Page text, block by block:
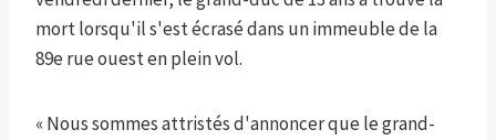
mort lorsqu'il s'est écrasé dans un immeuble de la
89e rue ouest en plein vol.
« Nous sommes attristés d'annoncer que le grand-